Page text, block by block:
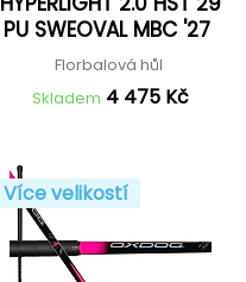
PU SWEOVAL MBC '27
Florbalová hůl
Skladem 4 475 Kč
Více velikostí